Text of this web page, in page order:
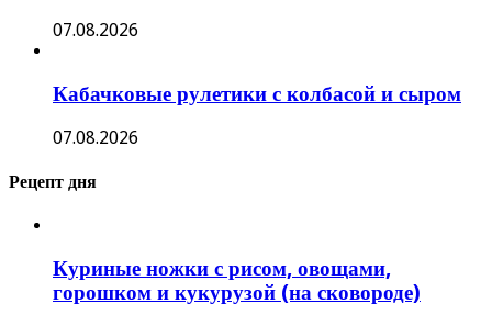
07.08.2026
Кабачковые рулетики с колбасой и сыром
07.08.2026
Рецепт дня
Куриные ножки с рисом, овощами,
горошком и кукурузой (на сковороде)